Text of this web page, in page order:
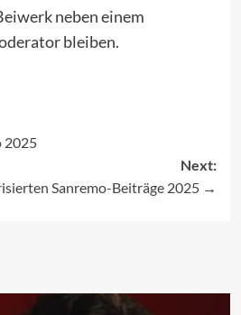
neben einem
bleiben.
2025
Next:
Sanremo-Beiträge 2025